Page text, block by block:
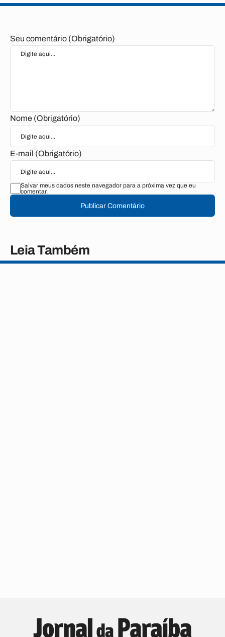
Seu comentário (Obrigatório)
Nome (Obrigatório)
E-mail (Obrigatório)
Salvar meus dados neste navegador para a próxima vez que eu
comentar.
Publicar Comentário
Leia Também